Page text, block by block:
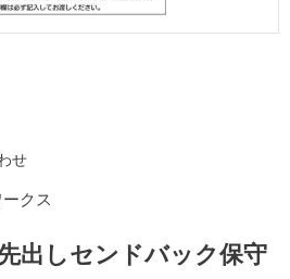
せ
クス
出しセンドバック保守